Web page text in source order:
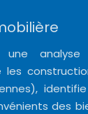
une
les
des